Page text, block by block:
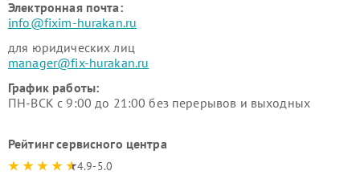
Электронная почта:
info@fixim-hurakan.ru
для юридических лиц
manager@fix-hurakan.ru
График работы:
ПН-ВСК с 9:00 до 21:00 без перерывов и выходных
Рейтинг сервисного центра
4.9-5.0